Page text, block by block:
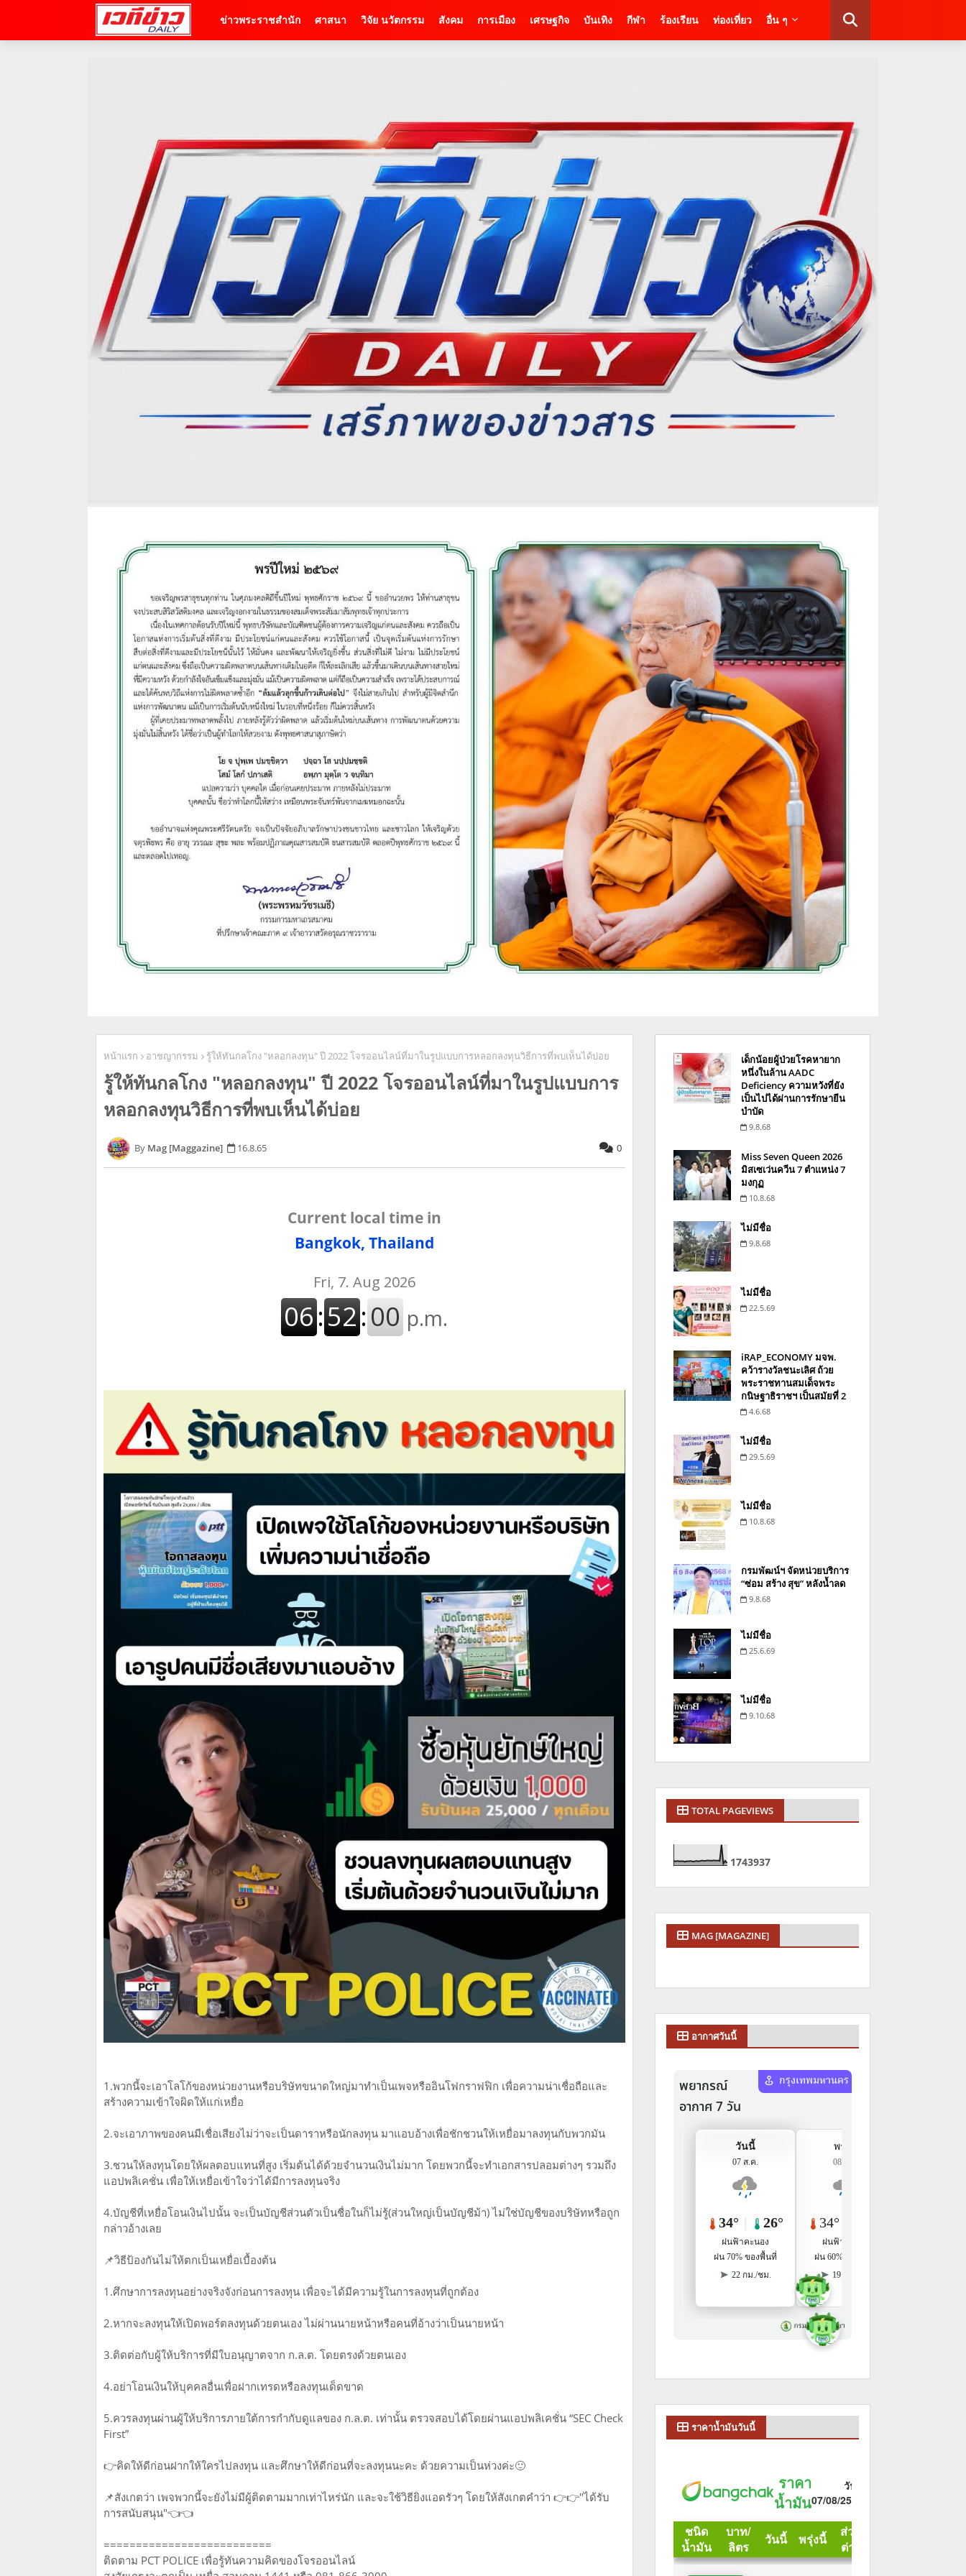
ข่าวพระราชสำนัก ศาสนา วิจัย นวัตกรรม สังคม การเมือง เศรษฐกิจ บันเทิง กีฬา ร้องเรียน ท่องเที่ยว อื่น ๆ
หน้าแรก อาชญากรรม รู้ให้ทันกลโกง "หลอกลงทุน" ปี 2022 โจรออนไลน์ที่มาในรูปแบบการหลอกลงทุนวิธีการที่พบเห็นได้บ่อย
รู้ให้ทันกลโกง "หลอกลงทุน" ปี 2022 โจรออนไลน์ที่มาในรูปแบบการ
หลอกลงทุนวิธีการที่พบเห็นได้บ่อย
Mag [Maggazine] 16.8.65 0
Current local time in
Bangkok, Thailand
1.พวกนี้จะเอาโลโก้ของหน่วยงานหรือบริษัทขนาดใหญ่มาทำเป็นเพจหรืออินโฟกราฟฟิก เพื่อความน่าเชื่อถือและ
สร้างความเข้าใจผิดให้แก่เหยื่อ
2.จะเอาภาพของคนมีเชื่อเสียงไม่ว่าจะเป็นดาราหรือนักลงทุน มาแอบอ้างเพื่อชักชวนให้เหยื่อมาลงทุนกับพวกมัน
3.ชวนให้ลงทุนโดยให้ผลตอบแทนที่สูง เริ่มต้นได้ด้วยจำนวนเงินไม่มาก โดยพวกนี้จะทำเอกสารปลอมต่างๆ รวมถึง
แอปพลิเคชั่น เพื่อให้เหยื่อเข้าใจว่าได้มีการลงทุนจริง
4.บัญชีที่เหยื่อโอนเงินไปนั้น จะเป็นบัญชีส่วนตัวเป็นชื่อในก็ไม่รู้(ส่วนใหญ่เป็นบัญชีม้า) ไม่ใช่บัญชีของบริษัทหรือถูก
กล่าวอ้างเลย
📌วิธีป้องกันไม่ให้ตกเป็นเหยื่อเบื้องต้น
1.ศึกษาการลงทุนอย่างจริงจังก่อนการลงทุน เพื่อจะได้มีความรู้ในการลงทุนที่ถูกต้อง
2.หากจะลงทุนให้เปิดพอร์ตลงทุนด้วยตนเอง ไม่ผ่านนายหน้าหรือคนที่อ้างว่าเป็นนายหน้า
3.ติดต่อกับผู้ให้บริการที่มีใบอนุญาตจาก ก.ล.ต. โดยตรงด้วยตนเอง
4.อย่าโอนเงินให้บุคคลอื่นเพื่อฝากเทรดหรือลงทุนเด็ดขาด
5.ควรลงทุนผ่านผู้ให้บริการภายใต้การกำกับดูแลของ ก.ล.ต. เท่านั้น ตรวจสอบได้โดยผ่านแอปพลิเคชั่น “SEC Check
First”
👉คิดให้ดีก่อนฝากให้ใครไปลงทุน และศึกษาให้ดีก่อนที่จะลงทุนนะคะ ด้วยความเป็นห่วงค่ะ🙂
📌สังเกตว่า เพจพวกนี้จะยังไม่มีผู้ติดตามมากเท่าไหร่นัก และจะใช้วิธียิงแอดรัวๆ โดยให้สังเกตคำว่า 👉👉"ได้รับ
การสนับสนุน"👈👈
==========================
ติดตาม PCT POLICE เพื่อรู้ทันความคิดของโจรออนไลน์
เด็กน้อยผู้ป่วยโรคหายาก
หนึ่งในล้าน AADC
Deficiency ความหวังที่ยัง
เป็นไปได้ผ่านการรักษายีน
บำบัด
9.8.68
Miss Seven Queen 2026
มิสเซเว่นควีน 7 ตำแหน่ง 7
มงกุฏ
10.8.68
ไม่มีชื่อ
9.8.68
ไม่มีชื่อ
22.5.69
iRAP_ECONOMY มจพ.
คว้ารางวัลชนะเลิศ ถ้วย
พระราชทานสมเด็จพระ
กนิษฐาธิราชฯ เป็นสมัยที่ 2
4.6.68
ไม่มีชื่อ
29.5.69
ไม่มีชื่อ
10.8.68
กรมพัฒน์ฯ จัดหน่วยบริการ
“ซ่อม สร้าง สุข” หลังน้ำลด
9.8.68
ไม่มีชื่อ
25.6.69
ไม่มีชื่อ
9.10.68
TOTAL PAGEVIEWS
1743937
MAG [MAGAZINE]
อากาศวันนี้
ราคาน้ำมันวันนี้